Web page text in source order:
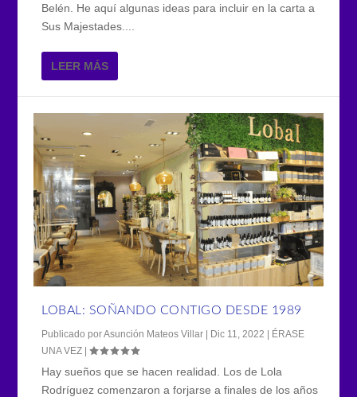
Belén. He aquí algunas ideas para incluir en la carta a
Sus Majestades....
LEER MÁS
LOBAL: SOÑANDO CONTIGO DESDE 1989
Publicado porAsunción Mateos Villar | Dic 11, 2022 | ÉRASE
UNA VEZ |
Hay sueños que se hacen realidad. Los de Lola
Rodríguez comenzaron a forjarse a finales de los años